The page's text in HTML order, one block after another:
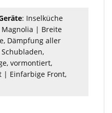
: Inselküche
Magnolia | Breite
Dämpfung aller
vormontiert,
| Einfarbige Front,